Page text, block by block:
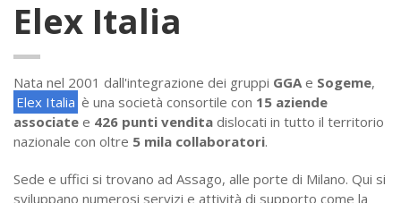
Elex Italia
Nata nel 2001 dall'integrazione dei gruppi GGAe Sogeme,
Elex Italia è una società consortile con 15 aziende
associate e 426 punti vendita dislocati in tutto il territorio
nazionale con oltre 5 mila collaboratori.
Sede e uffici si trovano ad Assago, alle porte di Milano. Qui si
sviluppano numerosi servizi e attività di supporto come la